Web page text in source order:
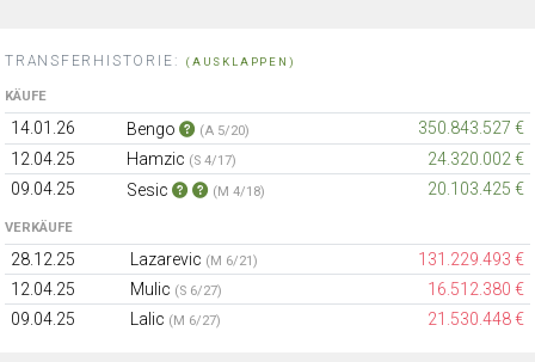
TRANSFERHISTORIE: (AUSKLAPPEN)
KÄUFE
14.01.26 Bengo (A 5/20)
350.843.527 €
12.04.25
Hamzic (S 4/17)
24.320.002 €
09.04.25
Sesic (M 4/18) 20.103.425 €
VERKÄUFE
28.12.25 Lazarevic (M 6/21)
131.229.493 €
12.04.25
Mulic (S 6/27)
16.512.380 €
09.04.25
Lalic (M 6/27) 21.530.448 €